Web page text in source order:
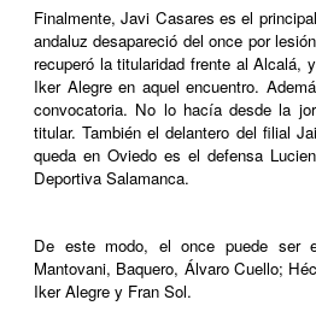
Finalmente, Javi Casares es el
andaluz desapareció del once por
recuperó la titularidad frente al Alcalá,
Iker Alegre en aquel encuentro.
convocatoria. No lo hacía desde la
titular. También el delantero del filial
queda en Oviedo es el defensa
Deportiva Salamanca.
De este modo, el once puede ser
Mantovani, Baquero, Álvaro Cuello;
Iker Alegre y Fran Sol.